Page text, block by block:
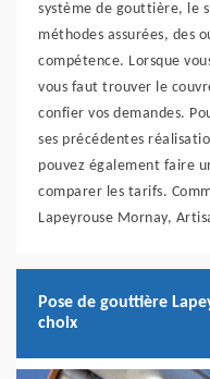
système de gouttière, le
méthodes assurées, des
compétence. Lorsque
vous faut trouver le
confier vos demandes.
ses précédentes
pouvez également faire
comparer les tarifs.
Lapeyrouse Mornay,
Pose de gouttière
choix